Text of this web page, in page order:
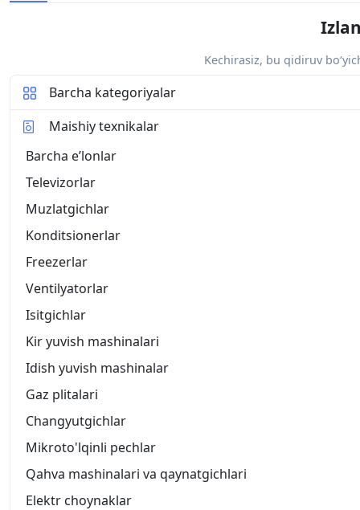
Kechirasiz, bu qidiruv
Barcha kategoriyalar
Maishiy texnikalar
Barcha eʼlonlar
Televizorlar
Muzlatgichlar
Konditsionerlar
Freezerlar
Ventilyatorlar
Isitgichlar
Kir yuvish mashinalari
Idish yuvish mashinalar
Gaz plitalari
Changyutgichlar
Mikroto'lqinli pechlar
Qahva mashinalari va qaynatgichlari
Elektr choynaklar